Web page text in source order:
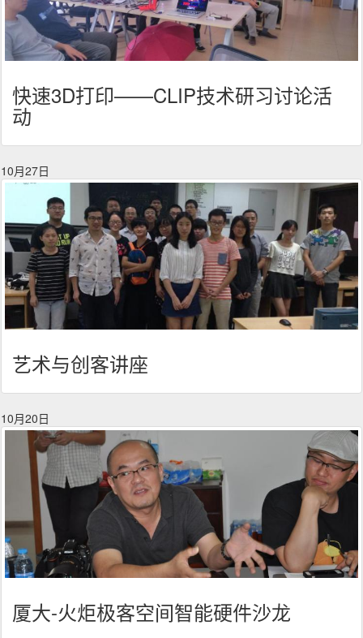
快速3D打印——CLIP技术研习讨论活
动
10月27日
艺术与创客讲座
10月20日
厦大-火炬极客空间智能硬件沙龙